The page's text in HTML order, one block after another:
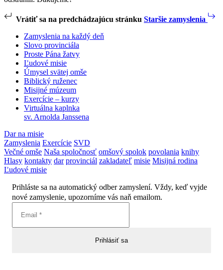
Vrátiť sa na predchádzajúcu stránku Staršie zamyslenia
Zamyslenia na každý deň
Slovo provinciála
Proste Pána žatvy
Ľudové misie
Úmysel svätej omše
Biblický ruženec
Misijné múzeum
Exercície – kurzy
Virtuálna kaplnka
sv. Arnolda Janssena
Dar na misie
Zamyslenia Exercície SVD
Večné omše Naša spoločnosť omšový spolok povolania knihy
Hlasy kontakty dar provinciál zakladateľ misie Misijná rodina
Ľudové misie
Prihláste sa na automatický odber zamyslení. Vždy, keď vyjde
nové zamyslenie, upozorníme vás naň emailom.